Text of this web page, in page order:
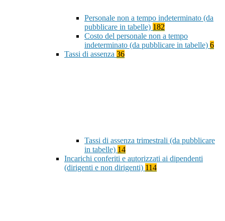
Personale non a tempo indeterminato (da
pubblicare in tabelle) 182
Costo del personale non a tempo
indeterminato (da pubblicare in tabelle) 6
Tassi di assenza 36
Tassi di assenza trimestrali (da pubblicare
in tabelle) 14
Incarichi conferiti e autorizzati ai dipendenti
(dirigenti e non dirigenti) 114